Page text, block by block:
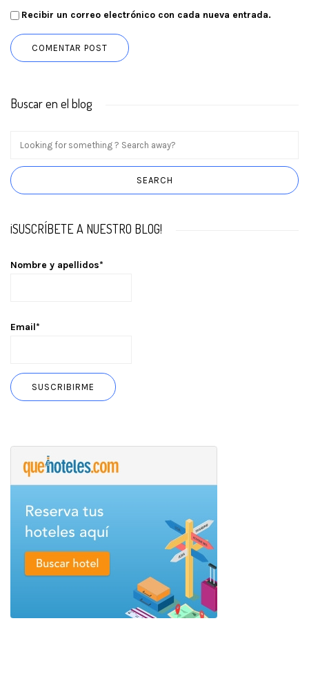
Recibir un correo electrónico con cada nueva entrada.
Buscar en el blog
¡SUSCRÍBETE A NUESTRO BLOG!
Nombre y apellidos*
Email*